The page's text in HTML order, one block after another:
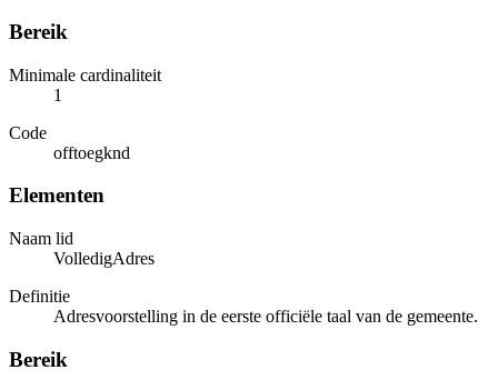
Bereik
Minimale cardinaliteit
1
Code
offtoegknd
Elementen
Naam lid
VolledigAdres
Definitie
Adresvoorstelling in de eerste officiële taal van de gemeente.
Bereik